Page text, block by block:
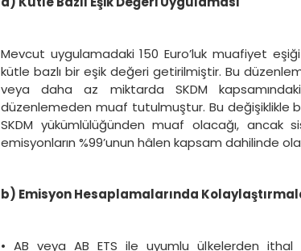
Mevcut uygulamadaki 150 Euro’luk muafiyet eşiği
kütle bazlı bir eşik değeri getirilmiştir. Bu
veya daha az miktarda SKDM
düzenlemeden muaf tutulmuştur. Bu değişiklikle
SKDM yükümlülüğünden muaf olacağı, ancak
emisyonların %99’unun hâlen kapsam dahilinde
b) Emisyon Hesaplamalarında
• AB veya AB ETS ile uyumlu ülkelerden